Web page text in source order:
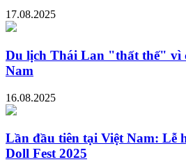
17.08.2025
Du lịch Thái Lan "thất thế" vì
Nam
16.08.2025
Lần đầu tiên tại Việt Nam: Lễ
Doll Fest 2025